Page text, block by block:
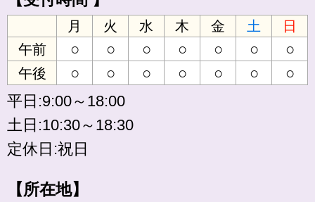
月 火 水 木 金 土
日
午前
○ ○ ○ ○ ○ ○ ○
午後 ○ ○ ○ ○ ○ ○
○
平日:9:00～18:00
土日:10:30～18:30
定休日:祝日
【所在地】